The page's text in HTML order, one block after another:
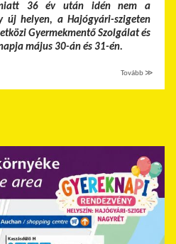
36 év után idén nem a
új helyen, a Hajógyári-szigeten
Gyermekmentő Szolgálat és
május 30-án és 31-én.
Tovább ≫